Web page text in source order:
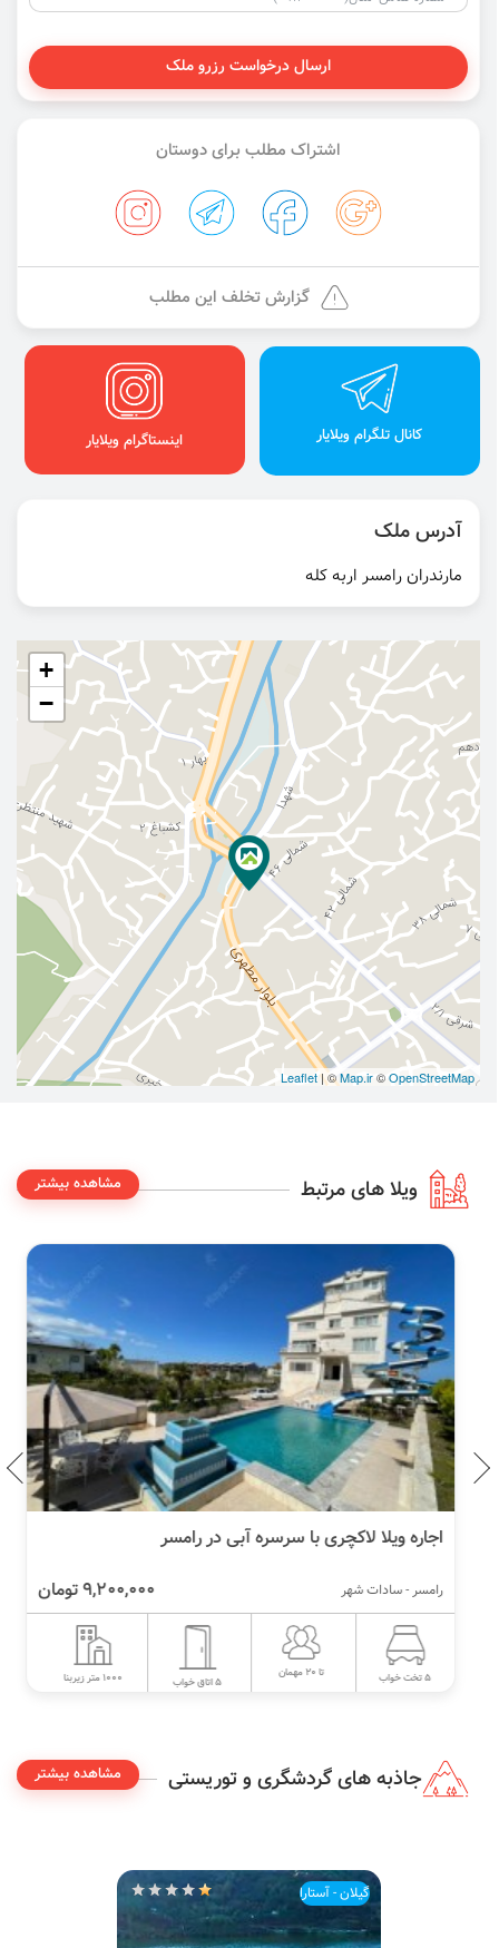
ارسال درخواست رزرو ملک
اشتراک مطلب برای دوستان
گزارش تخلف این مطلب
کانال تلگرام ویلایار اینستاگرام ویلایار
آدرس ملک
مارندران رامسر اربه کله
+
−
Leaflet| ©Map.ir©OpenStreetMap
ویلا های مرتبط مشاهده بیشتر
اجاره ویلا لاکچری با سرسره آبی در رامسر
9,200,000 تومان رامسر - سادات شهر
1000 متر زیربنا
جاذبه های گردشگری و توریستی مشاهده بیشتر
گیلان - آستارا